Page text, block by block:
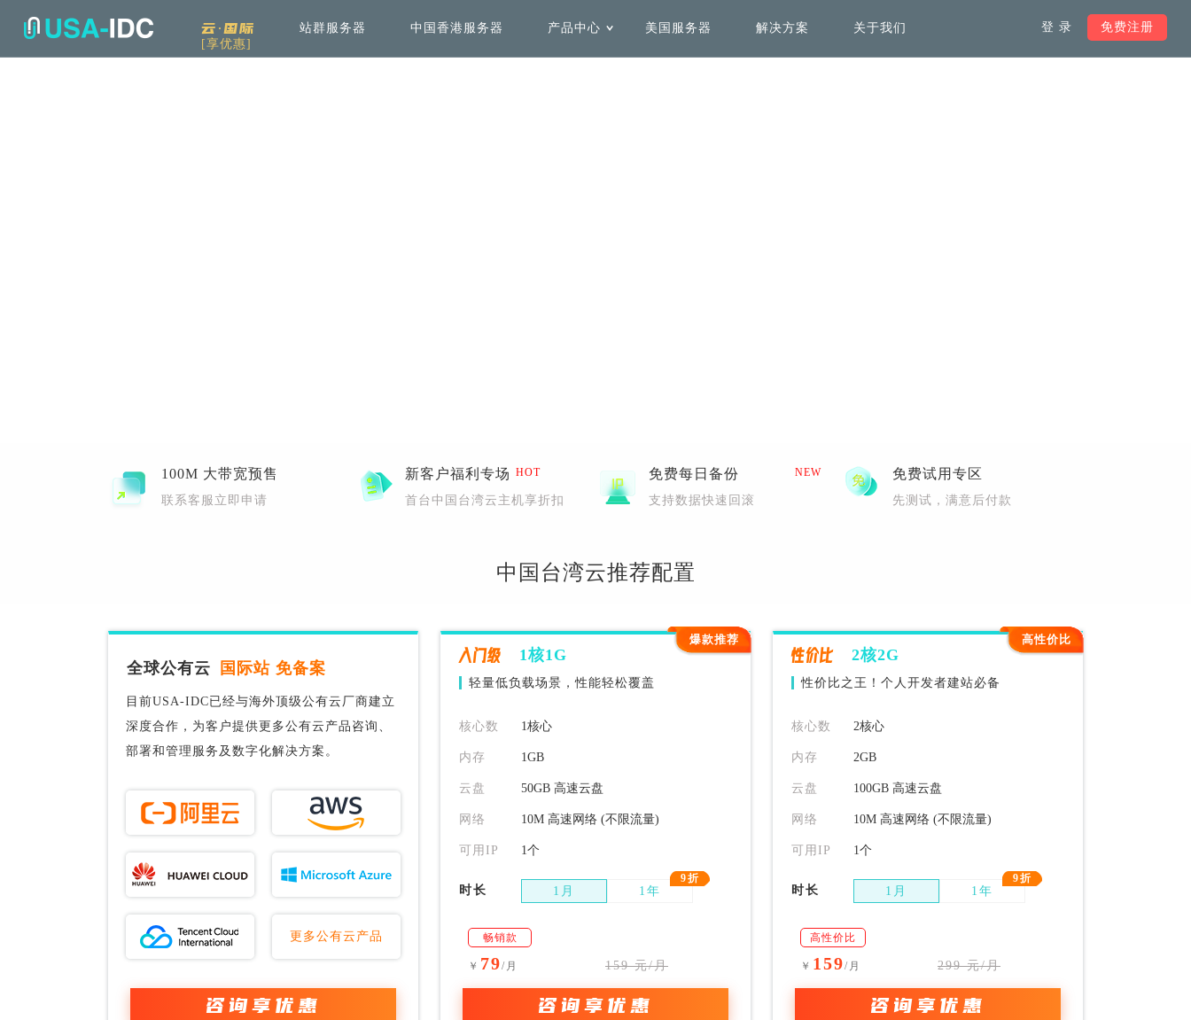
免费注册
登 录
云·国际
[享优惠]
站群服务器 中国香港服务器 产品中心 美国服务器 解决方案 关于我们
9折
100M 大带宽预售
联系客服立即申请
HOT
新客户福利专场
首台中国台湾云主机享折扣
NEW
免费每日备份
支持数据快速回滚
免费试用专区
先测试，满意后付款
中国台湾云推荐配置
全球公有云 国际站 免备案
目前USA-IDC已经与海外顶级公有云厂商建立
深度合作，为客户提供更多公有云产品咨询、
部署和管理服务及数字化解决方案。
更多公有云产品
咨询享优惠
爆款推荐
入门级 1核1G
轻量低负载场景，性能轻松覆盖
核心数 1核心
内存 1GB
云盘 50GB 高速云盘
网络 10M 高速网络 (不限流量)
可用IP 1个
时长 1月 1年
9折
畅销款
￥ 79/月 159 元/月
咨询享优惠
高性价比
性价比 2核2G
性价比之王！个人开发者建站必备
核心数 2核心
内存 2GB
云盘 100GB 高速云盘
网络 10M 高速网络 (不限流量)
可用IP 1个
时长 1月 1年
9折
高性价比
￥ 159/月 299 元/月
咨询享优惠